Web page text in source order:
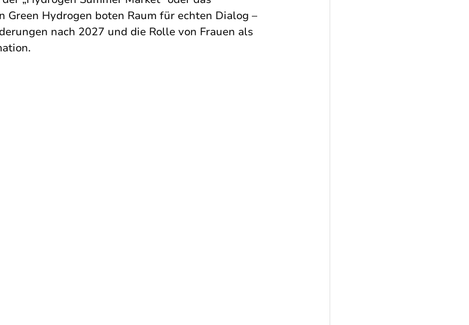
Green Hydrogen boten Raum für echten Dialog –
nach 2027 und die Rolle von Frauen als